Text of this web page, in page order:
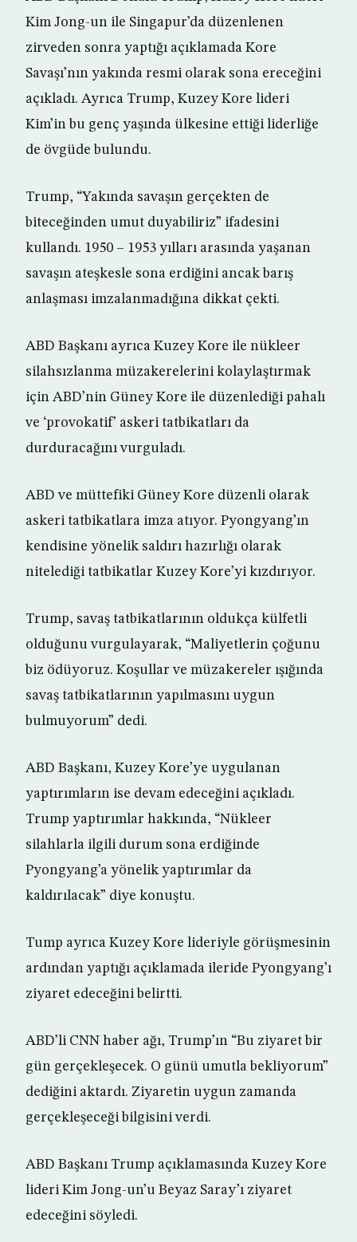
Kim Jong-un ile Singapur’da düzenlenen
zirveden sonra yaptığı açıklamada Kore
Savaşı’nın yakında resmi olarak sona ereceğini
açıkladı. Ayrıca Trump, Kuzey Kore lideri
Kim’in bu genç yaşında ülkesine ettiği liderliğe
de övgüde bulundu.
Trump, “Yakında savaşın gerçekten de
biteceğinden umut duyabiliriz” ifadesini
kullandı. 1950 – 1953 yılları arasında yaşanan
savaşın ateşkesle sona erdiğini ancak barış
anlaşması imzalanmadığına dikkat çekti.
ABD Başkanı ayrıca Kuzey Kore ile nükleer
silahsızlanma müzakerelerini kolaylaştırmak
için ABD’nin Güney Kore ile düzenlediği pahalı
ve ‘provokatif’ askeri tatbikatları da
durduracağını vurguladı.
ABD ve müttefiki Güney Kore düzenli olarak
askeri tatbikatlara imza atıyor. Pyongyang’ın
kendisine yönelik saldırı hazırlığı olarak
nitelediği tatbikatlar Kuzey Kore’yi kızdırıyor.
Trump, savaş tatbikatlarının oldukça külfetli
olduğunu vurgulayarak, “Maliyetlerin çoğunu
biz ödüyoruz. Koşullar ve müzakereler ışığında
savaş tatbikatlarının yapılmasını uygun
bulmuyorum” dedi.
ABD Başkanı, Kuzey Kore’ye uygulanan
yaptırımların ise devam edeceğini açıkladı.
Trump yaptırımlar hakkında, “Nükleer
silahlarla ilgili durum sona erdiğinde
Pyongyang’a yönelik yaptırımlar da
kaldırılacak” diye konuştu.
Tump ayrıca Kuzey Kore lideriyle görüşmesinin
ardından yaptığı açıklamada ileride Pyongyang’ı
ziyaret edeceğini belirtti.
ABD’li CNN haber ağı, Trump’ın “Bu ziyaret bir
gün gerçekleşecek. O günü umutla bekliyorum”
dediğini aktardı. Ziyaretin uygun zamanda
gerçekleşeceği bilgisini verdi.
ABD Başkanı Trump açıklamasında Kuzey Kore
lideri Kim Jong-un’u Beyaz Saray’ı ziyaret
edeceğini söyledi.